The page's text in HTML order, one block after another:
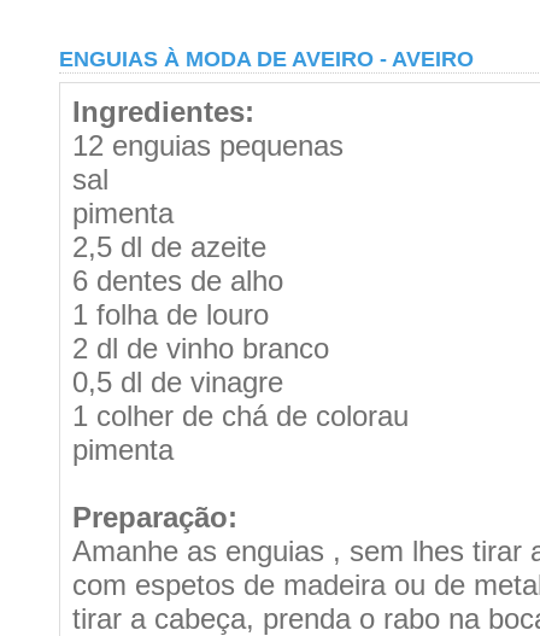
ENGUIAS À MODA DE AVEIRO - AVEIRO
Ingredientes:
12 enguias pequenas
sal
pimenta
2,5 dl de azeite
6 dentes de alho
1 folha de louro
2 dl de vinho branco
0,5 dl de vinagre
1 colher de chá de colorau
pimenta
Preparação:
Amanhe as enguias , sem lhes tirar
com espetos de madeira ou de
tirar a cabeça, prenda o rabo na